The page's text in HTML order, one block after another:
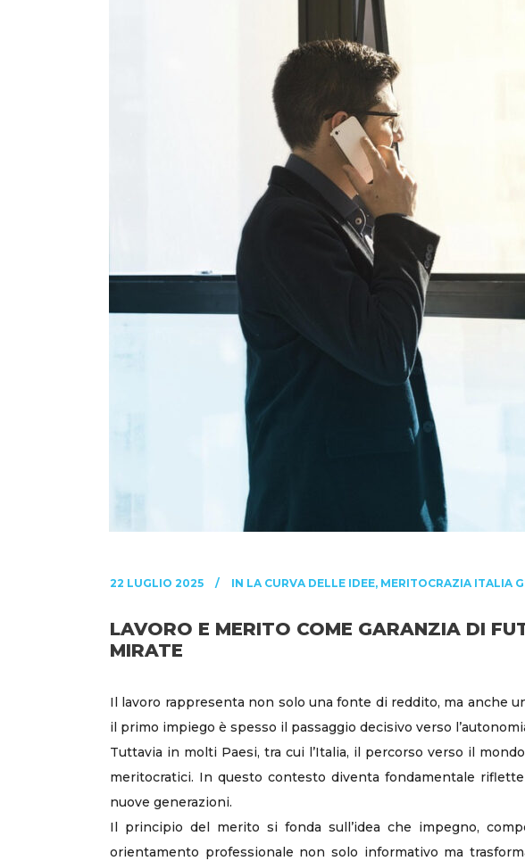
22 LUGLIO 2025 IN LA CURVA DELLE IDEE, MERITOCRAZIA ITALIA
LAVORO E MERITO COME GARANZIA DI
MIRATE
Il lavoro rappresenta non solo una fonte di reddito, ma anche
il primo impiego è spesso il passaggio decisivo verso
Tuttavia in molti Paesi, tra cui l’Italia, il percorso verso il
meritocratici. In questo contesto diventa fondamentale
nuove generazioni.
Il principio del merito si fonda sull’idea che impegno,
orientamento professionale non solo informativo ma